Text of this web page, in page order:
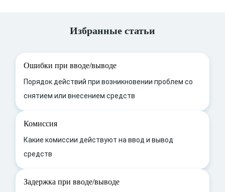
Избранные статьи
Ошибки при вводе/выводе
Порядок действий при возникновении проблем со
снятием или внесением средств
Комиссия
Какие комиссии действуют на ввод и вывод
средств
Задержка при вводе/выводе